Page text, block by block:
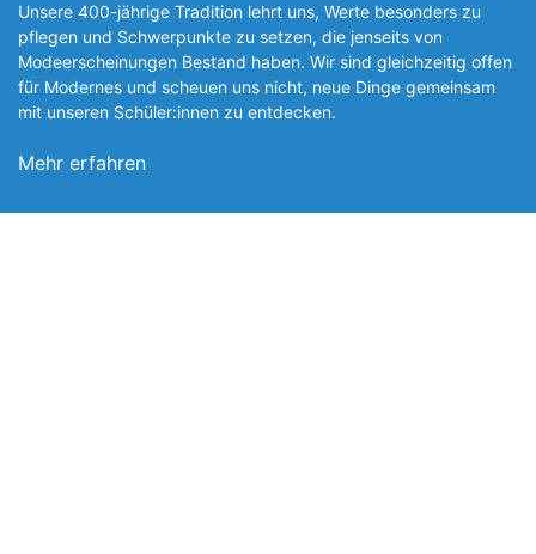
Unsere 400-jährige Tradition lehrt uns, Werte besonders zu
pflegen und Schwerpunkte zu setzen, die jen­seits von
Modeerscheinungen Be­stand haben. Wir sind gleichzeitig offen
für Modernes und scheuen uns nicht, neue Dinge gemeinsam
mit unseren Schüler:innen zu entde­cken.
Mehr erfahren